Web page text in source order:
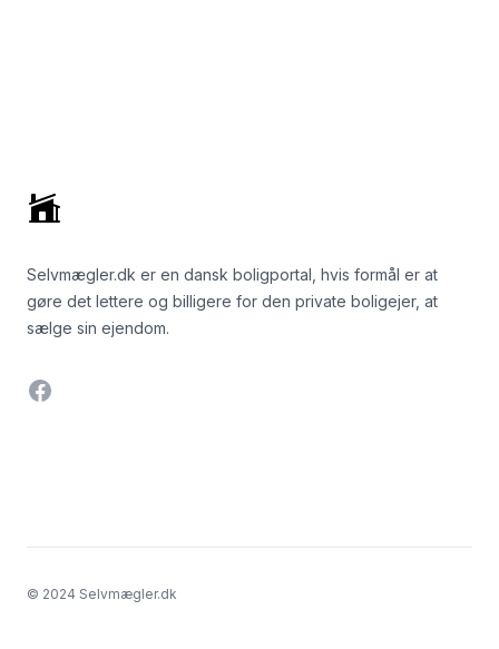
Selvmægler.dk er en dansk boligportal, hvis formål er at
gøre det lettere og billigere for den private boligejer, at
sælge sin ejendom.
Facebook
© 2024 Selvmægler.dk